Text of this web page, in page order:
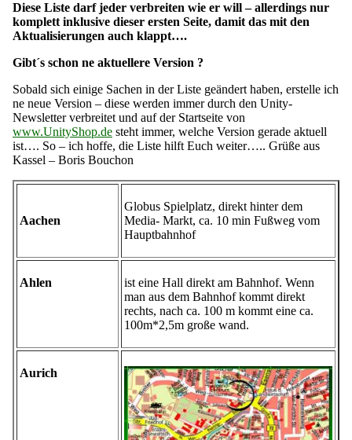
Diese Liste darf jeder verbreiten wie er will – allerdings nur
komplett inklusive dieser ersten Seite, damit das mit den
Aktualisierungen auch klappt….
Gibt´s schon ne aktuellere Version ?
Sobald sich einige Sachen in der Liste geändert haben, erstelle ich
ne neue Version – diese werden immer durch den Unity-
Newsletter verbreitet und auf der Startseite von
www.UnityShop.de steht immer, welche Version gerade aktuell
ist…. So – ich hoffe, die Liste hilft Euch weiter….. Grüße aus
Kassel – Boris Bouchon
Aachen
Globus Spielplatz, direkt hinter dem
Media- Markt, ca. 10 min Fußweg vom
Hauptbahnhof
Ahlen
ist eine Hall direkt am Bahnhof. Wenn
man aus dem Bahnhof kommt direkt
rechts, nach ca. 100 m kommt eine ca.
100m*2,5m große wand.
Aurich